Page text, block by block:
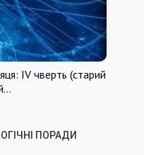
IV чверть (старий
ПОРАДИ